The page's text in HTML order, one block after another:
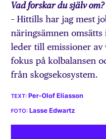
Vad forskar du själv om?
– Hittills har jag mest
näringsämnen
leder till emissioner av
fokus på kolbalansen
från skogsekosystem.
Per-Olof Eliasson
Lasse Edwartz